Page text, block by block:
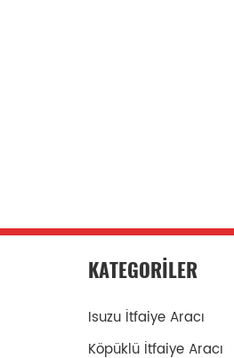
KATEGORILER
Isuzu İtfaiye Aracı
Köpüklü İtfaiye Aracı